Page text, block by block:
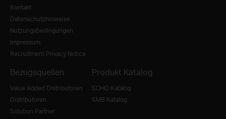
Kontakt
Datenschutzhinweise
Nutzungsbedingungen
Impressum
Recruitment Privacy Notice
Bezugsquellen
Value Added Distributoren
Distributoren
Solution Partner
Produkt Katalog
SOHO Katalog
SMB Katalog